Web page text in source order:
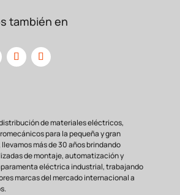
se traduce directamente en
para tus equipos y
significativa de costos por
y
CR AC110/120
ensectores como la
de maquinaria, el control
sistemas de climatización
manejo de iluminación
elcomponente ideal para
también en
de materiales eléctricos,
para la pequeña y gran
más de 30 años brindando
de montaje, automatización y
eléctrica industrial, trabajando
marcas del mercado internacional a